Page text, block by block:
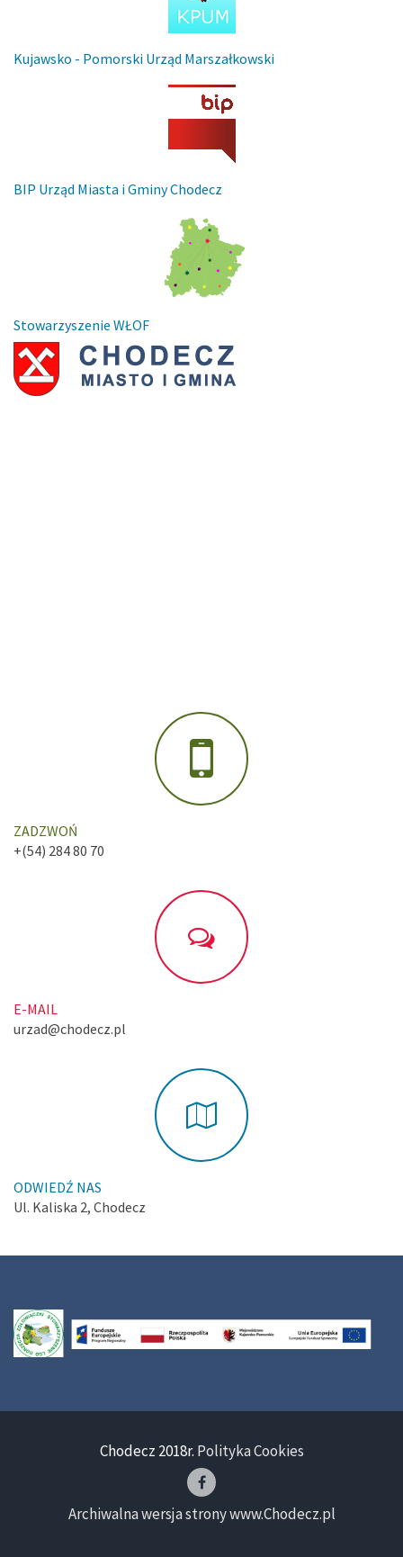
Kujawsko - Pomorski Urząd Marszałkowski
BIP Urząd Miasta i Gminy Chodecz
Stowarzyszenie WŁOF
ZADZWOŃ
+(54) 284 80 70
E-MAIL
urzad@chodecz.pl
ODWIEDŹ NAS
Ul. Kaliska 2, Chodecz
Chodecz 2018r. Polityka Cookies
Archiwalna wersja strony www.Chodecz.pl